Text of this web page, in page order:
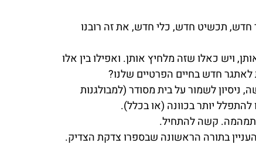
חדש, תכשיט חדש, כלי חדש, את זה רובנו
ויש כאלו שזה מלחיץ אותן. ואפילו בין אלו
חדש בחיים הפרטיים שלנו?
לשמור על בית מסודר (למבולגנות
יותר בכוונה (או בכלל).
קשה להתחיל.
בתורה הראשונה שבספרו צדקת הצדיק.